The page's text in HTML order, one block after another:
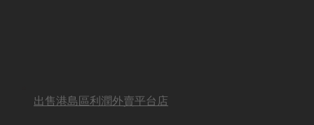
出售港島區利潤外賣平台店